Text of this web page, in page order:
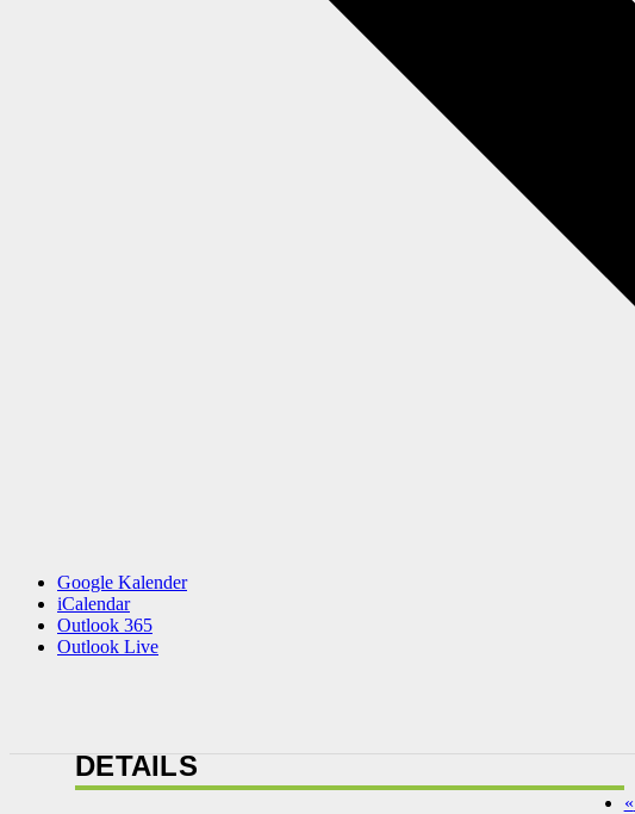
Google Kalender
iCalendar
Outlook 365
Outlook Live
DETAILS
«